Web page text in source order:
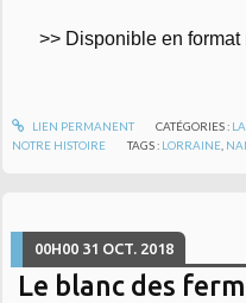
>> Disponible en format
LIEN PERMANENT CATÉGORIES :
NOTRE HISTOIRE
TAGS : LORRAINE
00H00 31 OCT. 2018
Le blanc des